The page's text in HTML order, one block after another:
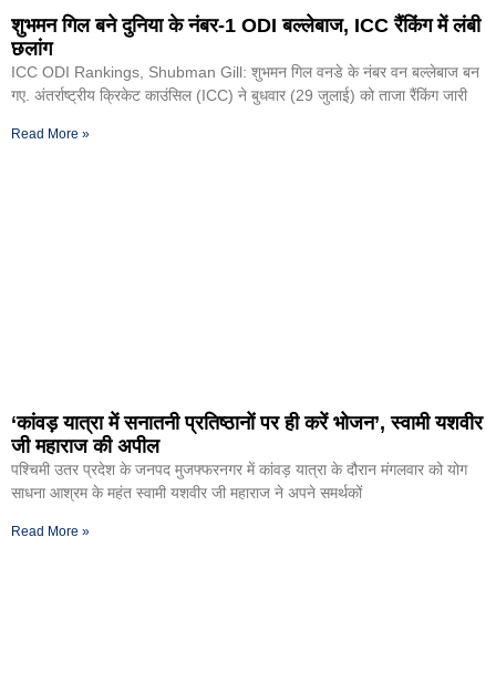
शुभमन गिल बने दुनिया के नंबर-1 ODI बल्लेबाज, ICC रैंकिंग में लंबी
छलांग
ICC ODI Rankings, Shubman Gill: शुभमन गिल वनडे के नंबर वन बल्लेबाज बन
गए. अंतर्राष्ट्रीय क्रिकेट काउंसिल (ICC) ने बुधवार (29 जुलाई) को ताजा रैंकिंग जारी
Read More »
‘कांवड़ यात्रा में सनातनी प्रतिष्ठानों पर ही करें भोजन’, स्वामी यशवीर
जी महाराज की अपील
पश्चिमी उतर प्रदेश के जनपद मुजफ्फरनगर में कांवड़ यात्रा के दौरान मंगलवार को योग
साधना आश्रम के महंत स्वामी यशवीर जी महाराज ने अपने समर्थकों
Read More »